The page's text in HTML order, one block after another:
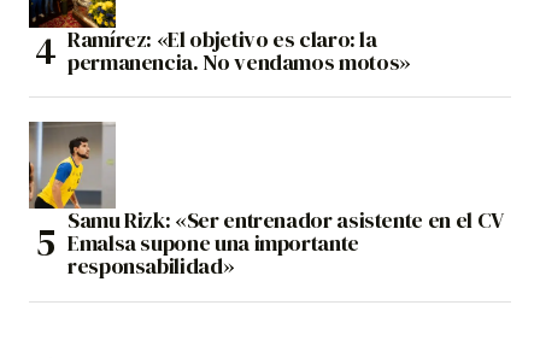
Ramírez: «El objetivo es claro: la
permanencia. No vendamos motos»
Samu Rizk: «Ser entrenador asistente en el CV
Emalsa supone una importante
responsabilidad»